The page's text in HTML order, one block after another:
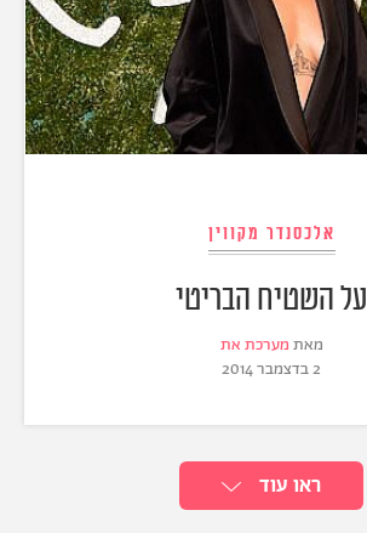
אלכסנדר מקווין
על השטיח הבריטי
מאת מערכת את
2 בדצמבר 2014
ראו עוד